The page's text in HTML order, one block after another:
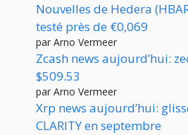
Nouvelles de Hedera
testé près de €0,069
par Arno Vermeer
Zcash news aujourd’hui:
$509.53
par Arno Vermeer
Xrp news aujourd’hui:
CLARITY en septembre